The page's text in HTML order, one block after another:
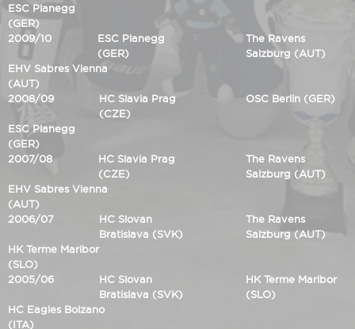
ESC Planegg
(GER)
2009/10
ESC Planegg
(GER)
The Ravens
Salzburg (AUT)
EHV Sabres Vienna
(AUT)
2008/09
HC Slavia Prag
(CZE)
OSC Berlin (GER)
ESC Planegg
(GER)
2007/08
HC Slavia Prag
(CZE)
The Ravens
Salzburg (AUT)
EHV Sabres Vienna
(AUT)
2006/07
HC Slovan
Bratislava (SVK)
The Ravens
Salzburg (AUT)
HK Terme Maribor
(SLO)
2005/06
HC Slovan
Bratislava (SVK)
HK Terme Maribor
(SLO)
HC Eagles Bolzano
(ITA)